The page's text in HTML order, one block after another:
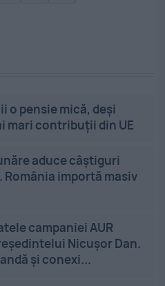
o pensie mică, deși
mari contribuții din UE
aduce câștiguri
importă masiv
campaniei AUR
Nicușor Dan.
și conexi...